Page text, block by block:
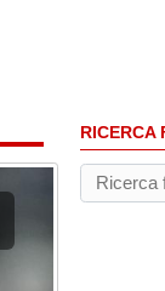
RICERCA